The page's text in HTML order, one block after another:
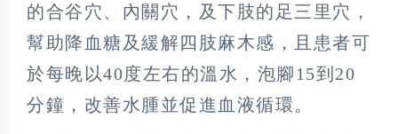
的合谷穴、內關穴，及下肢的足三里穴，
幫助降血糖及緩解四肢麻木感，且患者可
於每晚以40度左右的溫水，泡腳15到20
分鐘，改善水腫並促進血液循環。